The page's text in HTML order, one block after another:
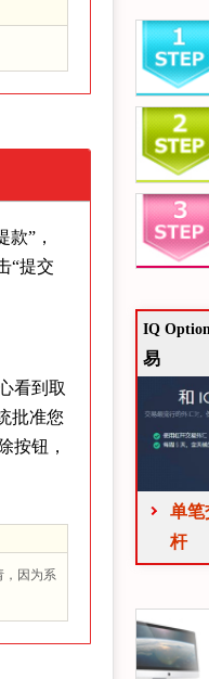
”，
“提交
看到取
批准您
按钮，
，因为系
IQ
易
单笔
杆